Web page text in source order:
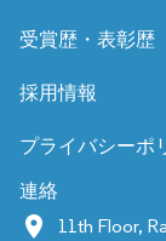
受賞歴・表彰歴
採用情報
プライバシーポ
連絡
11th Floor,